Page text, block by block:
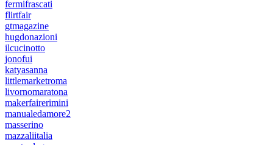
fermifrascati
flirtfair
gtmagazine
hugdonazioni
ilcucinotto
jonofui
katyasanna
littlemarketroma
livornomaratona
makerfairerimini
manualedamore2
masserino
mazzaliitalia